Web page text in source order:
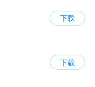
下载
下载